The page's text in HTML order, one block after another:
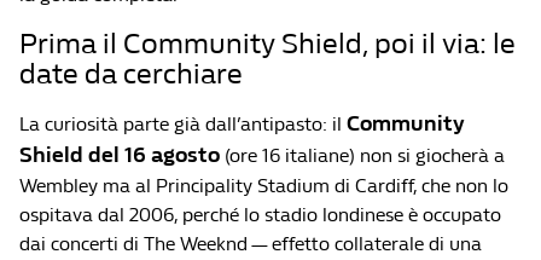
Prima il Community Shield, poi il via: le
date da cerchiare
La curiosità parte già dall’antipasto: il Community
Shield del 16 agosto (ore 16 italiane) non si giocherà a
Wembley ma al Principality Stadium di Cardiff, che non lo
ospitava dal 2006, perché lo stadio londinese è occupato
dai concerti di The Weeknd — effetto collaterale di una